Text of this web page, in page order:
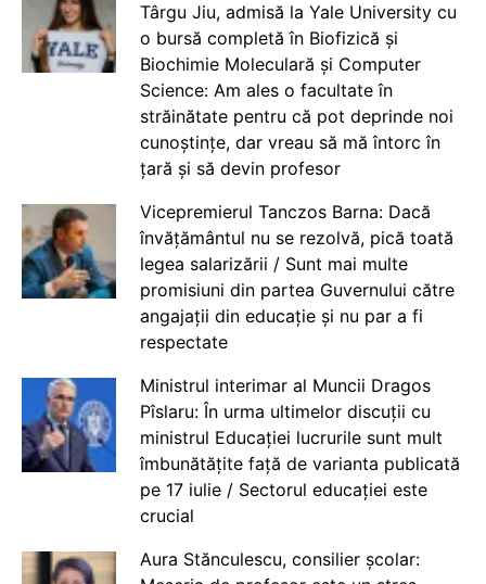
Târgu Jiu, admisă la Yale University cu
o bursă completă în Biofizică și
Biochimie Moleculară și Computer
Science: Am ales o facultate în
străinătate pentru că pot deprinde noi
cunoștințe, dar vreau să mă întorc în
țară și să devin profesor
Vicepremierul Tanczos Barna: Dacă
învățământul nu se rezolvă, pică toată
legea salarizării / Sunt mai multe
promisiuni din partea Guvernului către
angajații din educație și nu par a fi
respectate
Ministrul interimar al Muncii Dragos
Pîslaru: În urma ultimelor discuții cu
ministrul Educației lucrurile sunt mult
îmbunătățite față de varianta publicată
pe 17 iulie / Sectorul educației este
crucial
Aura Stănculescu, consilier școlar: